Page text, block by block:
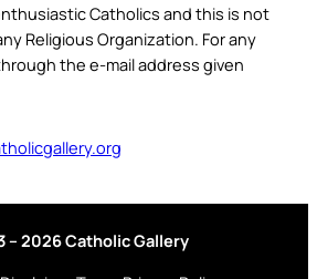
Catholics and this is not
Religious Organization. For any
the e-mail address given
– 2026 Catholic Gallery